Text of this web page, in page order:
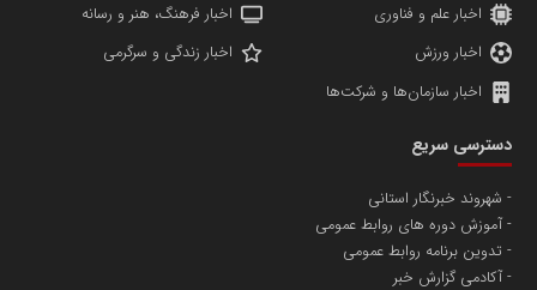
پایگاه اطلاع رسانی اعتلای نهادهای مردمی
تامین آهن اسفنجی تولیدکنندگان فولاد در کشور
مسعودصادقی
اخبار علم و فناوری
اخبار فرهنگ، هنر و رسانه
اخبار ورزش
اخبار زندگی و سرگرمی
اخبار سازمان‌ها و شرکت‌ها
دسترسی سریع
شهروند خبرنگار استانی
آموزش دوره های روابط عمومی
تدوین برنامه روابط عمومی
آکادمی گزارش خبر